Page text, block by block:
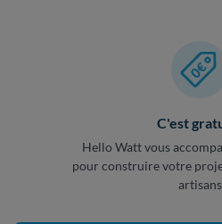
C'est
Hello Watt vous
pour construire votre
artisans